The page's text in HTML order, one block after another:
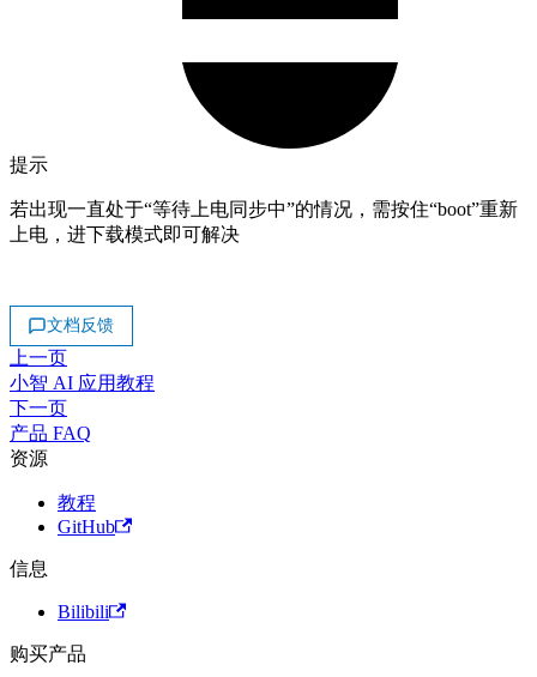
提示
若出现一直处于“等待上电同步中”的情况，需按住“boot”重新
上电，进下载模式即可解决
文档反馈
上一页
小智 AI 应用教程
下一页
产品 FAQ
资源
教程
GitHub
信息
Bilibili
购买产品